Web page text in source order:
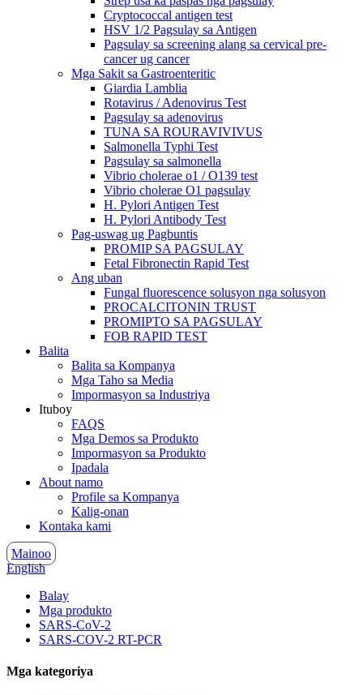
Cryptococcal antigen test
HSV 1/2 Pagsulay sa Antigen
Pagsulay sa screening alang sa cervical pre-
cancer ug cancer
Mga Sakit sa Gastroenteritic
Giardia Lamblia
Rotavirus / Adenovirus Test
Pagsulay sa adenovirus
TUNA SA ROURAVIVIVUS
Salmonella Typhi Test
Pagsulay sa salmonella
Vibrio cholerae o1 / O139 test
Vibrio cholerae O1 pagsulay
H. Pylori Antigen Test
H. Pylori Antibody Test
Pag-uswag ug Pagbuntis
PROMIP SA PAGSULAY
Fetal Fibronectin Rapid Test
Ang uban
Fungal fluorescence solusyon nga solusyon
PROCALCITONIN TRUST
PROMIPTO SA PAGSULAY
FOB RAPID TEST
Balita
Balita sa Kompanya
Mga Taho sa Media
Impormasyon sa Industriya
Ituboy
FAQS
Mga Demos sa Produkto
Impormasyon sa Produkto
Ipadala
About namo
Profile sa Kompanya
Kalig-onan
Kontaka kami
Mainoo
English
Balay
Mga produkto
SARS-CoV-2
SARS-COV-2 RT-PCR
Mga kategoriya